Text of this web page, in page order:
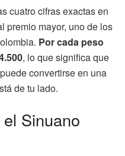
cuatro cifras exactas en
premio mayor, uno de los
Por cada peso
, lo que significa que
convertirse en una
de tu lado.
Sinuano